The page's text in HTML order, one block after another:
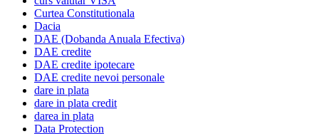
Curtea Constitutionala
Dacia
DAE (Dobanda Anuala Efectiva)
DAE credite
DAE credite ipotecare
DAE credite nevoi personale
dare in plata
dare in plata credit
darea in plata
Data Protection